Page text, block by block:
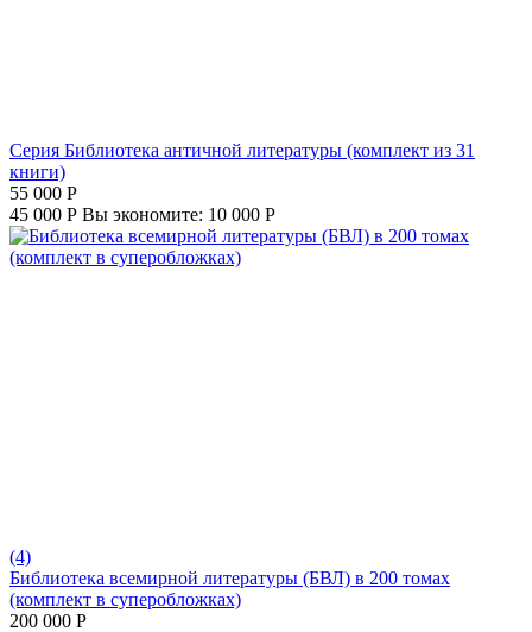
Серия Библиотека античной литературы (комплект из 31
книги)
55 000 Р
45 000 Р Вы экономите: 10 000 Р
(4)
Библиотека всемирной литературы (БВЛ) в 200 томах
(комплект в суперобложках)
200 000 Р